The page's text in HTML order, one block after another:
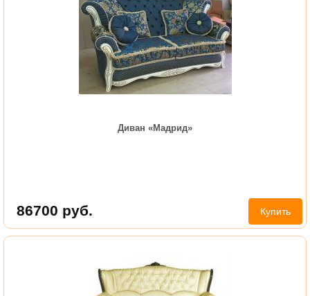
Диван «Мадрид»
86700 руб. Купить